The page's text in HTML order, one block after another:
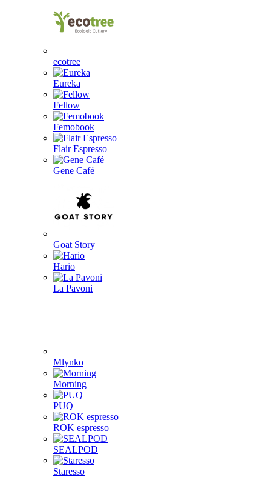
ecotree
Eureka
Fellow
Femobook
Flair Espresso
Gene Café
Goat Story
Hario
La Pavoni
Mlynko
Morning
PUQ
ROK espresso
SEALPOD
Staresso